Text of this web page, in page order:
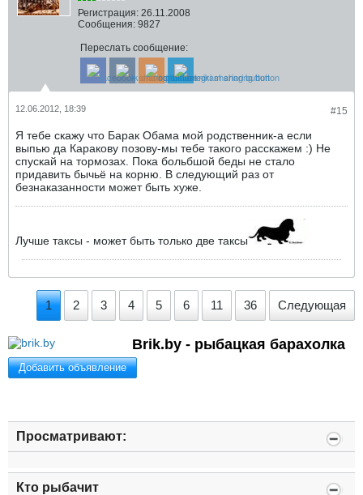
Регистрация: 26.11.2008
Сообщения: 9827
Переслать сообщение:
#15
12.06.2012, 18:39
Я тебе скажу что Барак Обама мой родственник-а если
выпью да Каракову позову-мы тебе такого расскажем :) Не
спускай на тормозах. Пока больбшой беды не стало
придавить бычьё на корню. В следующий раз от
безнаказанности может быть хуже.
Лучше таксы - может быть только две таксы
1 2 3 4 5 6 11 36 Следующая
Brik.by - рыбацкая барахолка
Добавить объявление
Просматривают:
Кто рыбачит